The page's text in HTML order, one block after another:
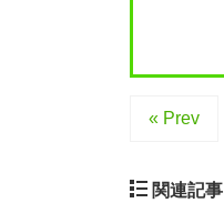
« Prev
関連記事